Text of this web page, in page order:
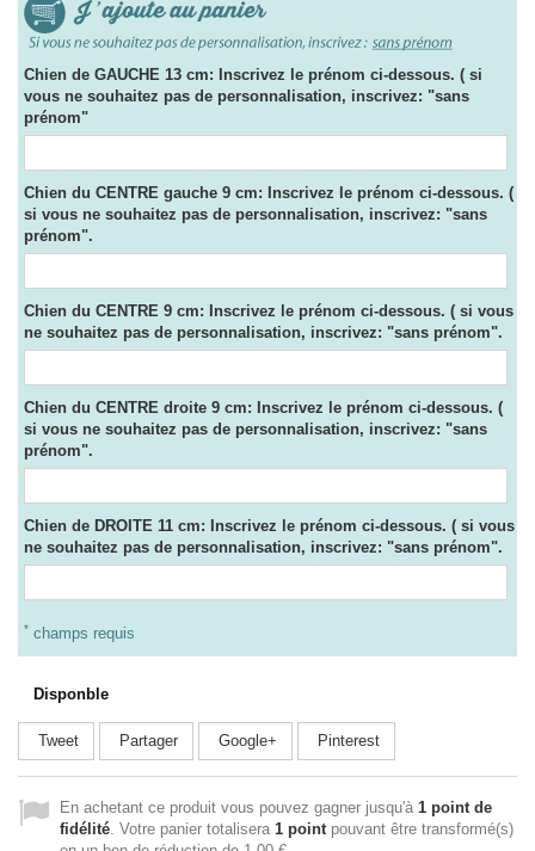
Chien de GAUCHE 13 cm: Inscrivez le prénom ci-dessous. ( si
vous ne souhaitez pas de personnalisation, inscrivez: "sans
prénom"
Chien du CENTRE gauche 9 cm: Inscrivez le prénom ci-dessous. (
si vous ne souhaitez pas de personnalisation, inscrivez: "sans
prénom".
Chien du CENTRE 9 cm: Inscrivez le prénom ci-dessous. ( si vous
ne souhaitez pas de personnalisation, inscrivez: "sans prénom".
Chien du CENTRE droite 9 cm: Inscrivez le prénom ci-dessous. (
si vous ne souhaitez pas de personnalisation, inscrivez: "sans
prénom".
Chien de DROITE 11 cm: Inscrivez le prénom ci-dessous. ( si vous
ne souhaitez pas de personnalisation, inscrivez: "sans prénom".
* champs requis
Disponble
Tweet Partager Google+ Pinterest
En achetant ce produit vous pouvez gagner jusqu'à 1 point de
fidélité. Votre panier totalisera 1 pointpouvant être transformé(s)